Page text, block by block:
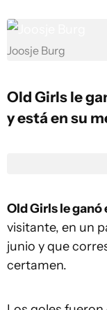
Joosje Burg
Old Girls le
y está en su
Old Girls le
visitante, en un
junio y que
certamen.